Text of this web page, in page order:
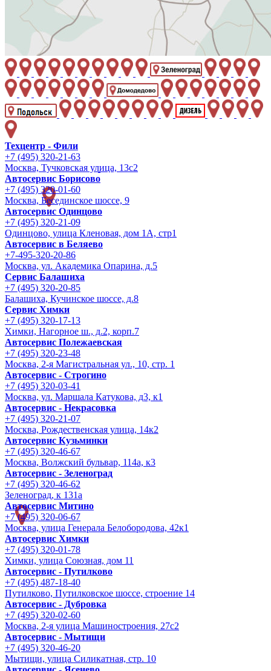
Техцентр - Фили
+7 (495) 320-21-63
Москва, Тучковская улица, 13с2
Автосервис Борисово
+7 (495) 320-01-60
Москва, Бесединское шоссе, 9
Автосервис Одинцово
+7 (495) 320-21-09
Одинцово, улица Кленовая, дом 1А, стр1
Автосервис в Беляево
+7-495-320-20-86
Москва, ул. Академика Опарина, д.5
Сервис Балашиха
+7 (495) 320-20-85
Балашиха, Кучинское шоссе, д.8
Сервис Химки
+7 (495) 320-17-13
Химки, Нагорное ш., д.2, корп.7
Автосервис Полежаевская
+7 (495) 320-23-48
Москва, 2-я Магистральная ул., 10, стр. 1
Автосервис - Строгино
+7 (495) 320-03-41
Москва, ул. Маршала Катукова, д3, к1
Автосервис - Некрасовка
+7 (495) 320-21-07
Москва, Рождественская улица, 14к2
Автосервис Кузьминки
+7 (495) 320-46-67
Москва, Волжский бульвар, 114а, к3
Автосервис - Зеленоград
+7 (495) 320-46-62
Зеленоград, к 131а
Автосервис Митино
+7 (495) 320-06-67
Москва, улица Генерала Белобородова, 42к1
Автосервис Химки
+7 (495) 320-01-78
Химки, улица Союзная, дом 11
Автосервис - Путилково
+7 (495) 487-18-40
Путилково, Путилковское шоссе, строение 14
Автосервис - Дубровка
+7 (495) 320-02-60
Москва, 2-я улица Машиностроения, 27с2
Автосервис - Мытищи
+7 (495) 320-46-20
Мытищи, улица Силикатная, стр. 10